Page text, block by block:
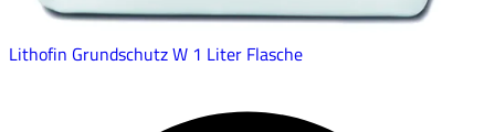
Lithofin Grundschutz W 1 Liter Flasche